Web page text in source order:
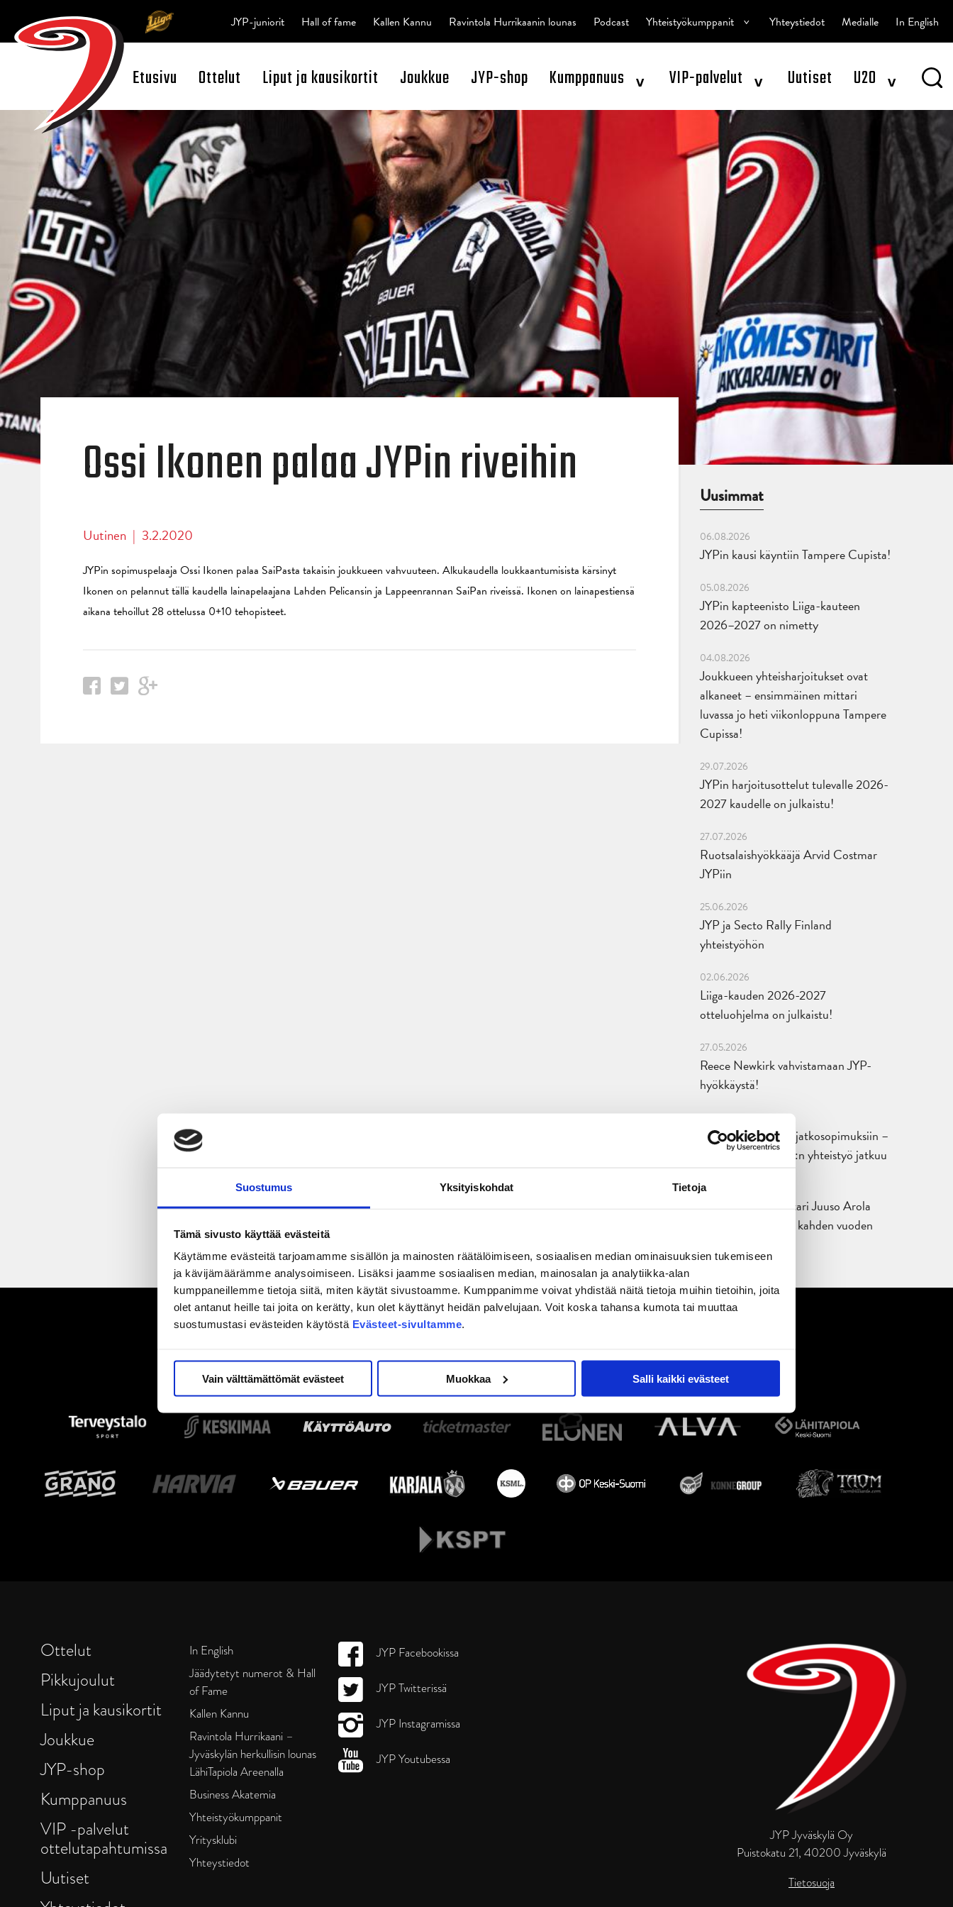
Suostumus Yksityiskohdat Tietoja
Tämä sivusto käyttää evästeitä
Käytämme evästeitä tarjoamamme sisällön ja mainosten räätälöimiseen, sosiaalisen median ominaisuuksien tukemiseen
ja kävijämäärämme analysoimiseen. Lisäksi jaamme sosiaalisen median, mainosalan ja analytiikka-alan
kumppaneillemme tietoja siitä, miten käytät sivustoamme. Kumppanimme voivat yhdistää näitä tietoja muihin tietoihin, joita
olet antanut heille tai joita on kerätty, kun olet käyttänyt heidän palvelujaan. Voit koska tahansa kumota tai muuttaa
suostumustasi evästeiden käytöstä Evästeet-sivultamme.
Vain välttämättömät evästeet Muokkaa Salli kaikki evästeet
Open Search
Etusivu Ottelut Liput ja kausikortit Joukkue JYP-shop Kumppanuus ^ VIP-palvelut ^ Uutiset U20 ^
JYP-juniorit Hall of fame Kallen Kannu Ravintola Hurrikaanin lounas Podcast Yhteistyökumppanit ^ Yhteystiedot Medialle In English
Ossi Ikonen palaa JYPin riveihin
Uutinen | 3.2.2020
JYPin sopimuspelaaja Ossi Ikonen palaa SaiPasta takaisin joukkueen vahvuuteen. Alkukaudella loukkaantumisista kärsinyt
Ikonen on pelannut tällä kaudella lainapelaajana Lahden Pelicansin ja Lappeenrannan SaiPan riveissä. Ikonen on lainapestiensä
aikana tehoillut 28 ottelussa 0+10 tehopisteet.
Uusimmat
06.08.2026
JYPin kausi käyntiin Tampere Cupista!
05.08.2026
JYPin kapteenisto Liiga-kauteen
2026–2027 on nimetty
04.08.2026
Joukkueen yhteisharjoitukset ovat
alkaneet – ensimmäinen mittari
luvassa jo heti viikonloppuna Tampere
Cupissa!
29.07.2026
JYPin harjoitusottelut tulevalle 2026-
2027 kaudelle on julkaistu!
27.07.2026
Ruotsalaishyökkääjä Arvid Costmar
JYPiin
25.06.2026
JYP ja Secto Rally Finland
yhteistyöhön
02.06.2026
Liiga-kauden 2026-2027
otteluohjelma on julkaistu!
27.05.2026
Reece Newkirk vahvistamaan JYP-
hyökkäystä!
18.05.2026
Jaatinen ja Liljamo jatkosopimuksiin –
JYPin ja KeuPa HT:n yhteistyö jatkuu
14.05.2026
Tuore Sveitsin mestari Juuso Arola
JYP-puolustukseen kahden vuoden
JYP Jyväskylä Oy
Puistokatu 21, 40200 Jyväskylä
Tietosuoja
Ottelut
Pikkujoulut
Liput ja kausikortit
Joukkue
JYP-shop
Kumppanuus
VIP -palvelut
ottelutapahtumissa
Uutiset
In English
Jäädytetyt numerot & Hall
of Fame
Kallen Kannu
Ravintola Hurrikaani –
Jyväskylän herkullisin lounas
LähiTapiola Areenalla
Business Akatemia
Yhteistyökumppanit
Yritysklubi
Yhteystiedot
JYP Facebookissa
JYP Twitterissä
JYP Instagramissa
JYP Youtubessa